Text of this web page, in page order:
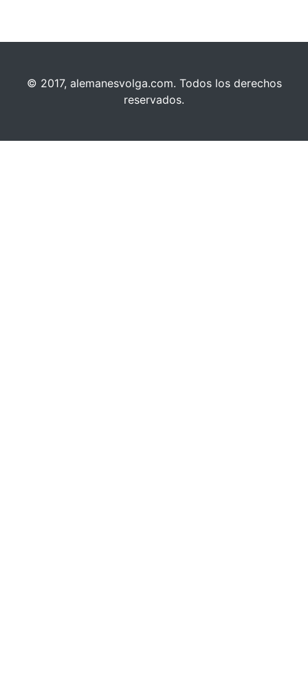
© 2017, alemanesvolga.com. Todos los derechos
reservados.